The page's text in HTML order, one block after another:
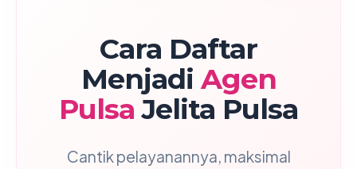
Cara Daftar
Menjadi Agen
Pulsa Jelita Pulsa
Cantik pelayanannya, maksimal